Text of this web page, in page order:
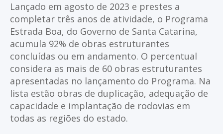
Lançado em agosto de 2023 e prestes a
completar três anos de atividade, o Programa
Estrada Boa, do Governo de Santa Catarina,
acumula 92% de obras estruturantes
concluídas ou em andamento. O percentual
considera as mais de 60 obras estruturantes
apresentadas no lançamento do Programa. Na
lista estão obras de duplicação, adequação de
capacidade e implantação de rodovias em
todas as regiões do estado.